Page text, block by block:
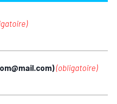
(obligatoire)